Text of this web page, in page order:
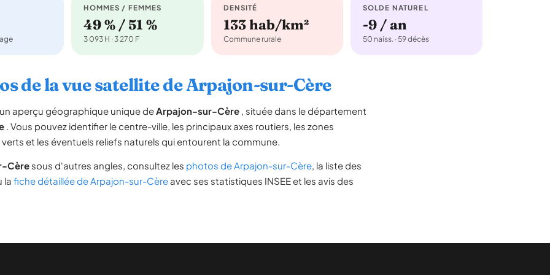
HOMMES / FEMMES
49 % / 51 %
3 093 H · 3 270 F
DENSITÉ
133 hab/km²
Commune rurale
SOLDE NATUREL
-9 / an
50 naiss. · 59 décès
de la vue satellite de Arpajon-sur-Cère
aperçu géographique unique deArpajon-sur-Cère , située dans le département
. Vous pouvez identifier le centre-ville, les principaux axes routiers, les zones
et les éventuels reliefs naturels qui entourent la commune.
Cère sous d'autres angles, consultez les photos de Arpajon-sur-Cère, la liste des
la fiche détaillée de Arpajon-sur-Cère avec ses statistiques INSEE et les avis des